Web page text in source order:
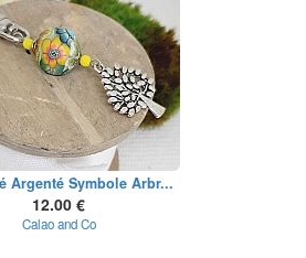
Argenté Symbole Arbr...
12.00 €
Calao and Co